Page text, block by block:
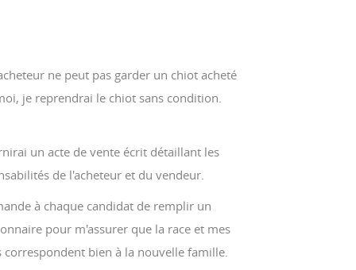
ne peut pas garder un chiot acheté
je reprendrai le chiot sans condition.
un acte de vente écrit détaillant les
de l'acheteur et du vendeur.
à chaque candidat de remplir un
pour m'assurer que la race et mes
correspondent bien à la nouvelle famille.